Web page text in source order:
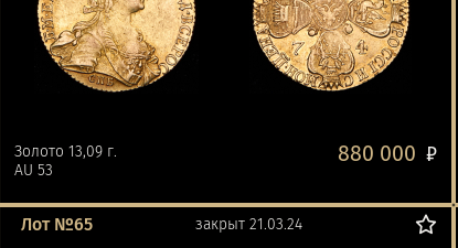
Золото 13,09 г.
AU 53
880 000 ₽
Лот №65 закрыт 21.03.24